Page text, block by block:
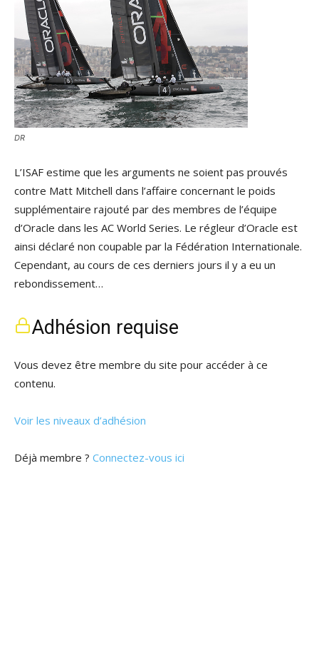
DR
L’ISAF estime que les arguments ne soient pas prouvés
contre Matt Mitchell dans l’affaire concernant le poids
supplémentaire rajouté par des membres de l’équipe
d’Oracle dans les AC World Series. Le régleur d’Oracle est
ainsi déclaré non coupable par la Fédération Internationale.
Cependant, au cours de ces derniers jours il y a eu un
rebondissement…
Adhésion requise
Vous devez être membre du site pour accéder à ce
contenu.
Voir les niveaux d’adhésion
Déjà membre ? Connectez-vous ici